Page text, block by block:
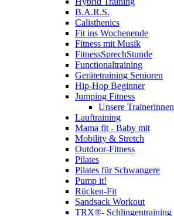
B.A.R.S.
Calisthenics
Fit ins Wochenende
Fitness mit Musik
FitnessSprechStunde
Functionaltraining
Gerätetraining Senioren
Hip-Hop Beginner
Jumping Fitness
Unsere Trainerinnen
Lauftraining
Mama fit - Baby mit
Mobility & Stretch
Outdoor-Fitness
Pilates
Pilates für Schwangere
Pump it!
Rücken-Fit
Sandsack Workout
TRX®- Schlingentraining